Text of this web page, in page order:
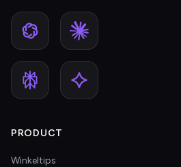
PRODUCT
Winkeltips